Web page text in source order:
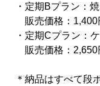
・定期Bプラン
販売価格：1,400
・定期Cプラン：
販売価格：2,650
＊納品はすべて段